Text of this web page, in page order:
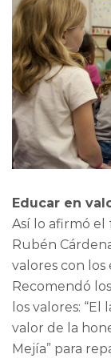
Educar en
Así lo afirmó el
Rubén
valores con los
Recomendó
los valores:
valor de la
Mejía” para